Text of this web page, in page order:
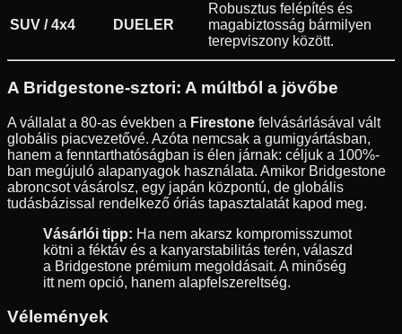
SUV / 4x4 DUELER
Robusztus felépítés és
magabiztosság bármilyen
terepviszony között.
A Bridgestone-sztori: A múltból a jövőbe
A vállalat a 80-as években a Firestone felvásárlásával vált
globális piacvezetővé. Azóta nemcsak a gumigyártásban,
hanem a fenntarthatóságban is élen járnak: céljuk a 100%-
ban megújuló alapanyagok használata. Amikor Bridgestone
abroncsot vásárolsz, egy japán központú, de globális
tudásbázissal rendelkező óriás tapasztalatát kapod meg.
Vásárlói tipp: Ha nem akarsz kompromisszumot
kötni a féktáv és a kanyarstabilitás terén, válaszd
a Bridgestone prémium megoldásait. A minőség
itt nem opció, hanem alapfelszereltség.
Vélemények